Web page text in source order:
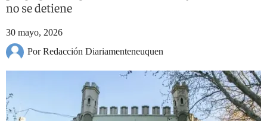
no se detiene
30 mayo, 2026
Por Redacción Diariamenteneuquen